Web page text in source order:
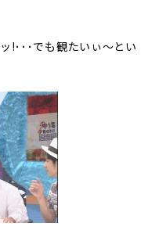
ッ!･･･でも観たいぃ〜とい